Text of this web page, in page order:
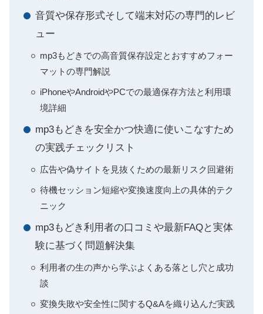
音質や保存形式そして端末対応の専門的レビ
ュー
mp3もどきでの高音質保存設定とおすすめフォー
マットの専門解説
iPhoneやAndroidやPCでの最適保存方法と利用環
境詳細
mp3もどきを安全かつ快適に使いこなすため
の実践チェックリスト
広告や偽サイトを見抜くための最新リスク回避術
待機セッション短縮や変換速度向上の具体的テク
ニック
mp3もどき利用者の口コミや最新FAQと実体
験に基づく問題解決集
利用者の生の声から学ぶよくある落とし穴と成功
談
変換失敗や安全性に関するQ&Aを織り込んだ実践